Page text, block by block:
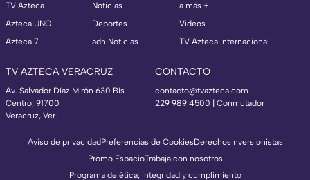
TV Azteca
Azteca UNO
Azteca 7
Noticias
Deportes
adn Noticias
a más +
Videos
TV Azteca Internacional
TV AZTECA VERACRUZ
Av. Salvador Díaz Mirón 630 Bis
Centro, 91700
Veracruz, Ver.
CONTACTO
contacto@tvazteca.com
229 989 4500 | Conmutador
Aviso de privacidadPreferencias de CookiesDerechosInversionistas
Promo EspacioTrabaja con nosotros
Programa de ética, integridad y cumplimiento